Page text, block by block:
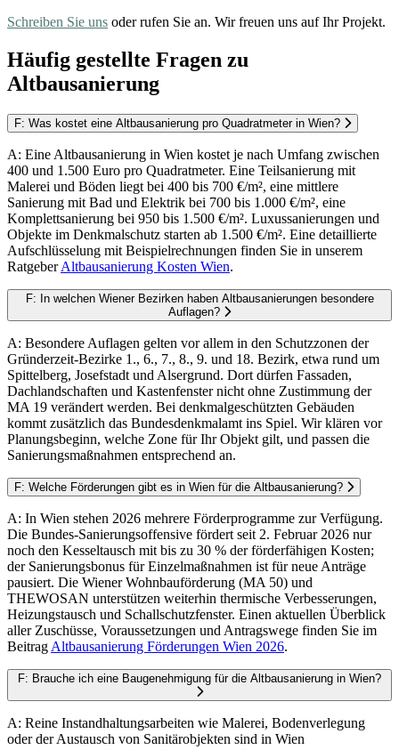
Schreiben Sie uns oder rufen Sie an. Wir freuen uns auf Ihr Projekt.
Häufig gestellte Fragen zu
Altbausanierung
F: Was kostet eine Altbausanierung pro Quadratmeter in Wien?
A: Eine Altbausanierung in Wien kostet je nach Umfang zwischen
400 und 1.500 Euro pro Quadratmeter. Eine Teilsanierung mit
Malerei und Böden liegt bei 400 bis 700 €/m², eine mittlere
Sanierung mit Bad und Elektrik bei 700 bis 1.000 €/m², eine
Komplettsanierung bei 950 bis 1.500 €/m². Luxussanierungen und
Objekte im Denkmalschutz starten ab 1.500 €/m². Eine detaillierte
Aufschlüsselung mit Beispielrechnungen finden Sie in unserem
RatgeberAltbausanierung Kosten Wien.
F: In welchen Wiener Bezirken haben Altbausanierungen besondere
Auflagen?
A: Besondere Auflagen gelten vor allem in den Schutzzonen der
Gründerzeit-Bezirke 1., 6., 7., 8., 9. und 18. Bezirk, etwa rund um
Spittelberg, Josefstadt und Alsergrund. Dort dürfen Fassaden,
Dachlandschaften und Kastenfenster nicht ohne Zustimmung der
MA 19 verändert werden. Bei denkmalgeschützten Gebäuden
kommt zusätzlich das Bundesdenkmalamt ins Spiel. Wir klären vor
Planungsbeginn, welche Zone für Ihr Objekt gilt, und passen die
Sanierungsmaßnahmen entsprechend an.
F: Welche Förderungen gibt es in Wien für die Altbausanierung?
A: In Wien stehen 2026 mehrere Förderprogramme zur Verfügung.
Die Bundes-Sanierungsoffensive fördert seit 2. Februar 2026 nur
noch den Kesseltausch mit bis zu 30 % der förderfähigen Kosten;
der Sanierungsbonus für Einzelmaßnahmen ist für neue Anträge
pausiert. Die Wiener Wohnbauförderung (MA 50) und
THEWOSAN unterstützen weiterhin thermische Verbesserungen,
Heizungstausch und Schallschutzfenster. Einen aktuellen Überblick
aller Zuschüsse, Voraussetzungen und Antragswege finden Sie im
Beitrag Altbausanierung Förderungen Wien 2026.
F: Brauche ich eine Baugenehmigung für die Altbausanierung in Wien?
A: Reine Instandhaltungsarbeiten wie Malerei, Bodenverlegung
oder der Austausch von Sanitärobjekten sind in Wien